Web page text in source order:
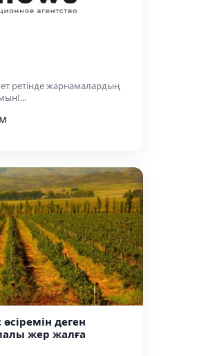
ретінде жарнамалардың
деген
жер жалға